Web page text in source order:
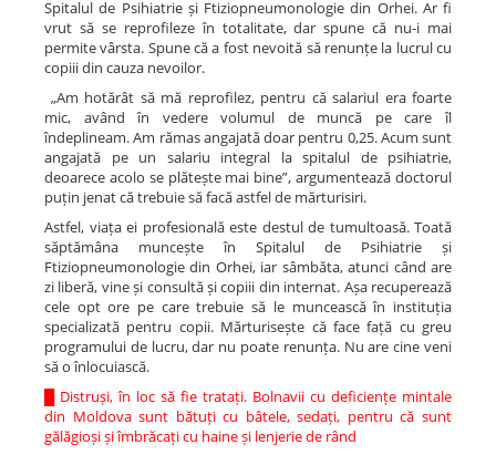
Spitalul de Psihiatrie și Ftiziopneumonologie din Orhei. Ar fi
vrut să se reprofileze în totalitate, dar spune că nu-i mai
permite vârsta. Spune că a fost nevoită să renunțe la lucrul cu
copiii din cauza nevoilor.
„Am hotărât să mă reprofilez, pentru că salariul era foarte
mic, având în vedere volumul de muncă pe care îl
îndeplineam. Am rămas angajată doar pentru 0,25. Acum sunt
angajată pe un salariu integral la spitalul de psihiatrie,
deoarece acolo se plătește mai bine”, argumentează doctorul
puțin jenat că trebuie să facă astfel de mărturisiri.
Astfel, viața ei profesională este destul de tumultoasă. Toată
săptămâna muncește în Spitalul de Psihiatrie și
Ftiziopneumonologie din Orhei, iar sâmbăta, atunci când are
zi liberă, vine și consultă și copiii din internat. Așa recuperează
cele opt ore pe care trebuie să le muncească în instituția
specializată pentru copii. Mărturisește că face față cu greu
programului de lucru, dar nu poate renunța. Nu are cine veni
să o înlocuiască.
Distruși, în loc să fie tratați. Bolnavii cu deficiențe mintale
din Moldova sunt bătuți cu bâtele, sedați, pentru că sunt
gălăgioși și îmbrăcați cu haine și lenjerie de rând